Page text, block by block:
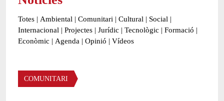
Totes | Ambiental | Comunitari | Cultural | Social |
Internacional | Projectes | Jurídic | Tecnològic | Formació |
Econòmic | Agenda | Opinió | Vídeos
Àmbit de la notícia
COMUNITARI